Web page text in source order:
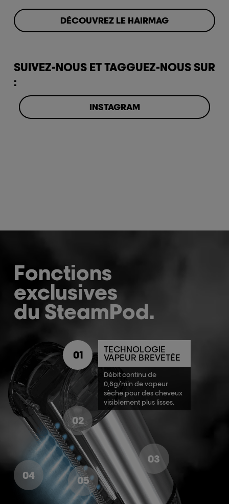
DÉCOUVREZ LE HAIRMAG
SUIVEZ-NOUS ET TAGGUEZ-NOUS SUR
:
INSTAGRAM
Fonctions
exclusives
du SteamPod.
01
TECHNOLOGIE
VAPEUR BREVETÉE
Débit continu de
0,8g/min de vapeur
sèche pour des cheveux
visiblement plus lisses.
02
03
04
05